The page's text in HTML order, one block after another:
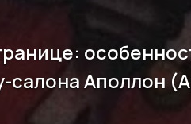
салона Аполлон